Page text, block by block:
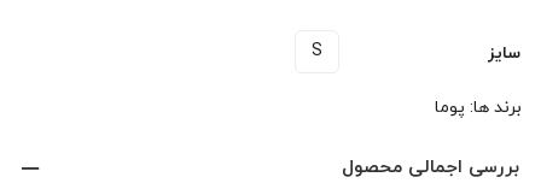
سایز S
برند ها: پوما
بررسی اجمالی محصول